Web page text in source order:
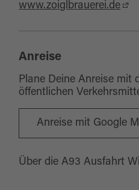
www.zoiglbrauerei.de
Anreise
Plane Deine Anreise mit
öffentlichen
Anreise mit Google
Über die A93 Ausfahrt